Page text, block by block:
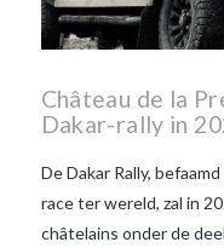
Château de la
Dakar-rally in
De Dakar Rally,
race ter wereld, zal in
châtelains onder de